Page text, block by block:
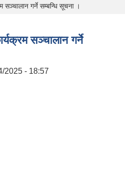
सञ्चालान गर्ने सम्बन्धि सूचना ।
सञ्चालान गर्ने
2025 - 18:57